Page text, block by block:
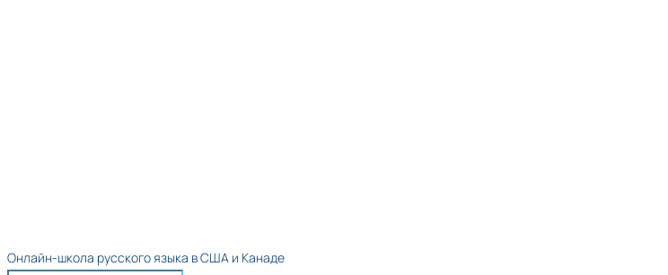
Онлайн-школа русского языка в США и Канаде​